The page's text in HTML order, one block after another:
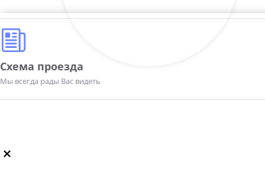
Схема проезда
Мы всегда рады Вас видеть